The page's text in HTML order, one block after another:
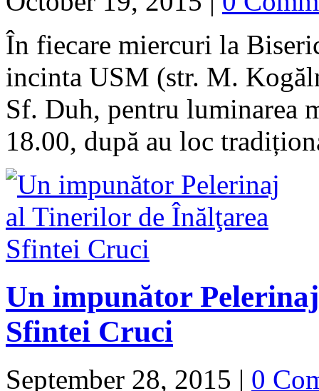
În fiecare miercuri la
incinta USM (str. M.
Sf. Duh, pentru luminarea
18.00, după au loc
Un impunător
Sfintei Cruci
September 28, 2015 | 0